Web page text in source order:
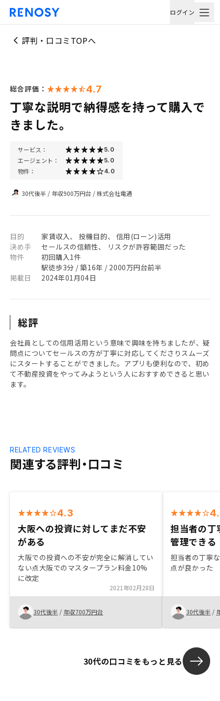
ログイン
評判・口コミTOPへ
総合評価： 4.7
丁寧な説明で納得感を持って購入で
きました。
サービス： 5.0
エージェント： 5.0
物件： 4.0
30代後半 / 年収900万円台 /株式会社電通
目的
家賃収入、 投機目的、 信用(ローン)活用
決め手
セールスの信頼性、 リスクが許容範囲だった
物件
初回購入1件
駅徒歩3分 / 築16年 / 2000万円台前半
掲載日
2024年01月04日
総評
会社員としての信用活用という意味で興味を持ちましたが、疑
問点についてセールスの方が丁寧に対応してくださりスムーズ
にスタートすることができました。アプリも便利なので、初め
て不動産投資をやってみようという人におすすめできると思い
ます。
関連する評判・口コミ
RELATED REVIEWS
4.3
大阪への投資に対してまだ不安
がある
大阪での投資への不安が完全に解消してい
ない点大阪でのマスタープラン料金10%
に改定
2021年02月28日
30代後半 / 年収700万円台
担当者の丁
管理できる
担当者の丁寧
点が良かった
30代後半 /
30代の口コミをもっと見る